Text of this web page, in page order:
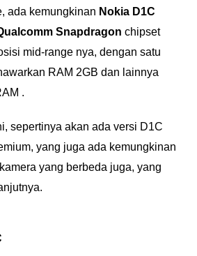
ada kemungkinan Nokia D1C
Snapdragon chipset
mid-range nya, dengan satu
RAM 2GB dan lainnya
.
sepertinya akan ada versi D1C
yang juga ada kemungkinan
yang berbeda juga, yang